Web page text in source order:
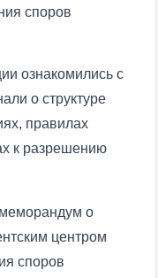
споров
ознакомились с
о структуре
правилах
к разрешению
о
центром
споров